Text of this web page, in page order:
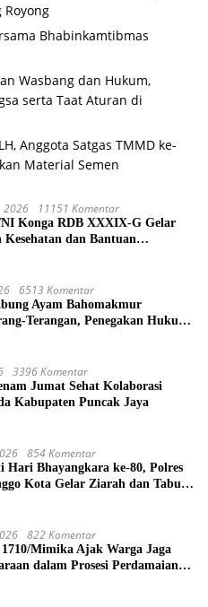
Royong
Bhabinkamtibmas
Wasbang dan Hukum,
serta Taat Aturan di
Anggota Satgas TMMD ke-
Material Semen
2026 11151 Komentar
Konga RDB XXXIX-G Gelar
Kesehatan dan Bantuan
6513 Komentar
Ayam Bahomakmur
Terangan, Penegakan Hukum
3396 Komentar
Jumat Sehat Kolaborasi
Kabupaten Puncak Jaya
854 Komentar
Hari Bhayangkara ke-80, Polres
Kota Gelar Ziarah dan Tabur
822 Komentar
Mimika Ajak Warga Jaga
dalam Prosesi Perdamaian